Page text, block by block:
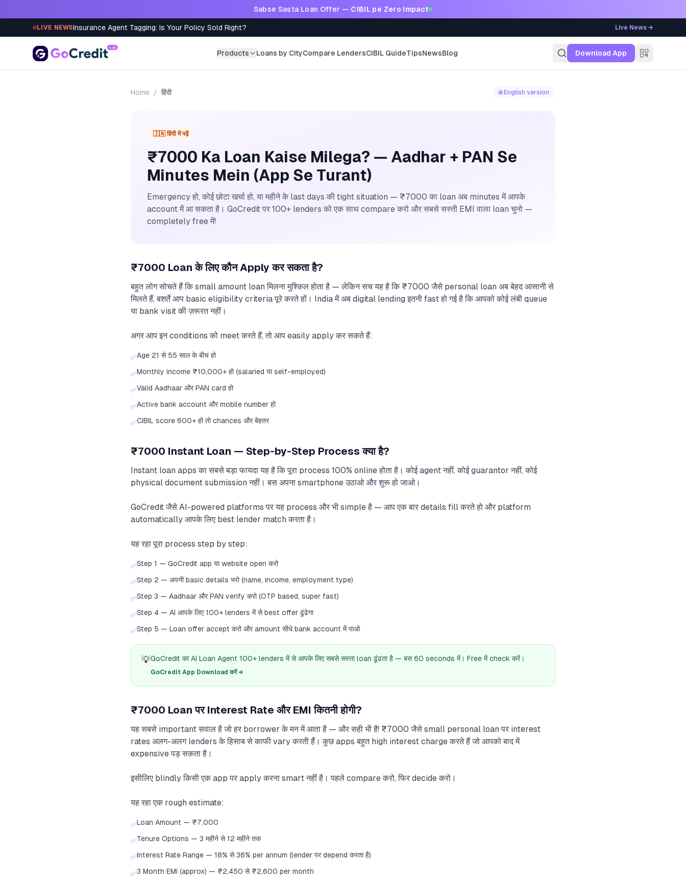
Sabse Sasta Loan Offer — CIBIL pe Zero Impact
LIVE NEWSInsurance Agent Tagging: Is Your Policy Sold Right? Live News →
Products Loans by CityCompare LendersCIBIL GuideTipsNewsBlog Download App
Home / हिंदी 🌐 English version
🇮🇳 हिंदी में पढ़ें
₹7000 Ka Loan Kaise Milega? — Aadhar + PAN Se
Minutes Mein (App Se Turant)
Emergency हो, कोई छोटा खर्चा हो, या महीने के last days की tight situation — ₹7000 का loan अब minutes में आपके
account में आ सकता है। GoCredit पर 100+ lenders को एक साथ compare करो और सबसे सस्ती EMI वाला loan चुनो —
completely free में!
₹7000 Loan के लिए कौन Apply कर सकता है?
बहुत लोग सोचते हैं कि small amount loan मिलना मुश्किल होता है — लेकिन सच यह है कि ₹7000 जैसे personal loan अब बेहद आसानी से
मिलते हैं, बशर्ते आप basic eligibility criteria पूरे करते हों। India में अब digital lending इतनी fast हो गई है कि आपको कोई लंबी queue
या bank visit की ज़रूरत नहीं।
अगर आप इन conditions को meet करते हैं, तो आप easily apply कर सकते हैं:
✅Age 21 से 55 साल के बीच हो
✅Monthly income ₹10,000+ हो (salaried या self-employed)
✅Valid Aadhaar और PAN card हो
✅Active bank account और mobile number हो
✅CIBIL score 600+ हो तो chances और बेहतर
₹7000 Instant Loan — Step-by-Step Process क्या है?
Instant loan apps का सबसे बड़ा फायदा यह है कि पूरा process 100% online होता है। कोई agent नहीं, कोई guarantor नहीं, कोई
physical document submission नहीं। बस अपना smartphone उठाओ और शुरू हो जाओ।
GoCredit जैसे AI-powered platforms पर यह process और भी simple है — आप एक बार details fill करते हो और platform
automatically आपके लिए best lender match करता है।
यह रहा पूरा process step by step:
✅Step 1 — GoCredit app या website open करो
✅Step 2 — अपनी basic details भरो (name, income, employment type)
✅Step 3 — Aadhaar और PAN verify करो (OTP based, super fast)
✅Step 4 — AI आपके लिए 100+ lenders में से best offer ढूंढेगा
✅Step 5 — Loan offer accept करो और amount सीधे bank account में पाओ
💡GoCredit का AI Loan Agent 100+ lenders में से आपके लिए सबसे सस्ता loan ढूंढता है — बस 60 seconds में। Free में check करें।
GoCredit App Download करें →
₹7000 Loan पर Interest Rate और EMI कितनी होगी?
यह सबसे important सवाल है जो हर borrower के मन में आता है — और सही भी है! ₹7000 जैसे small personal loan पर interest
rates अलग-अलग lenders के हिसाब से काफी vary करती हैं। कुछ apps बहुत high interest charge करते हैं जो आपको बाद में
expensive पड़ सकता है।
इसीलिए blindly किसी एक app पर apply करना smart नहीं है। पहले compare करो, फिर decide करो।
यह रहा एक rough estimate:
✅Loan Amount — ₹7,000
✅Tenure Options — 3 महीने से 12 महीने तक
✅Interest Rate Range — 18% से 36% per annum (lender पर depend करता है)
✅3 Month EMI (approx) — ₹2,450 से ₹2,600 per month